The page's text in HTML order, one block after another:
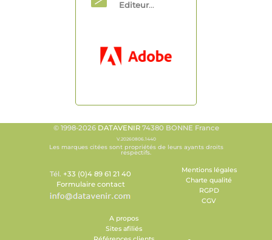
Editeur...
© 1998-2026 DATAVENIR74380 BONNE France
V.20260806.1440
Les marques citées sont propriétés de leurs ayants droits
respectifs.
Tél. +33 (0)4 89 61 21 40
Formulaire contact
Mentions légales
Charte qualité
RGPD
CGV
A propos
Sites afiliés